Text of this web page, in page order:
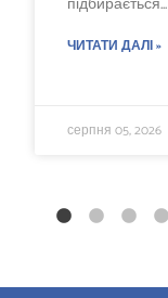
ЧИТАТИ ДАЛІ »
серпня 05, 2026